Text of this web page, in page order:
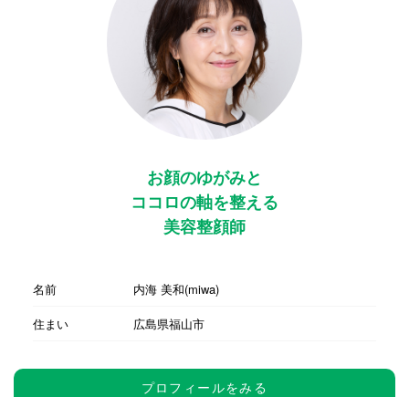
お顔のゆがみと
ココロの軸を整える
美容整顔師
名前
内海 美和(miwa)
住まい
広島県福山市
プロフィールをみる